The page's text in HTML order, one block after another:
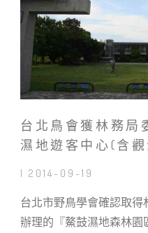
台北鳥會獲林務局
濕地遊客中心(含
| 2014-09-19
台北市野鳥學會確認取
辦理的『鰲鼓濕地森林